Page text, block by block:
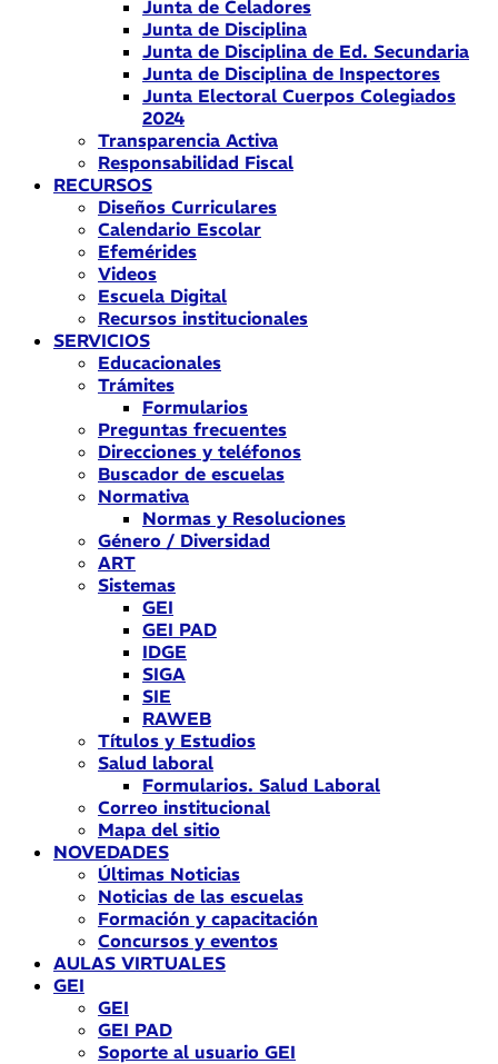
Junta de Celadores
Junta de Disciplina
Junta de Disciplina de Ed. Secundaria
Junta de Disciplina de Inspectores
Junta Electoral Cuerpos Colegiados
2024
Transparencia Activa
Responsabilidad Fiscal
RECURSOS
Diseños Curriculares
Calendario Escolar
Efemérides
Videos
Escuela Digital
Recursos institucionales
SERVICIOS
Educacionales
Trámites
Formularios
Preguntas frecuentes
Direcciones y teléfonos
Buscador de escuelas
Normativa
Normas y Resoluciones
Género / Diversidad
ART
Sistemas
GEI
GEI PAD
IDGE
SIGA
SIE
RAWEB
Títulos y Estudios
Salud laboral
Formularios. Salud Laboral
Correo institucional
Mapa del sitio
NOVEDADES
Últimas Noticias
Noticias de las escuelas
Formación y capacitación
Concursos y eventos
AULAS VIRTUALES
GEI
GEI
GEI PAD
Soporte al usuario GEI